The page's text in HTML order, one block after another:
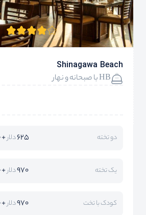
Shinagawa Beach
HB با صبحانه و نهار
دو تخته 625دلار+ 54.990.000 تومان
یک تخته 970دلار+ 54.990.000 تومان
کودک با تخت 970دلار+ 54.990.000 تومان